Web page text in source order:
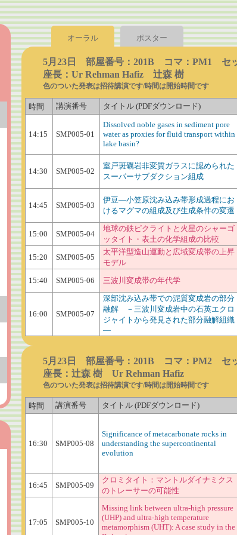
オーラル ポスター
5月23日 部屋番号：201B コマ：PM1 セ
座長：Ur Rehman Hafiz 辻森 樹
色のついた発表は招待講演です/時間は開始時間です
時間 講演番号 タイトル (PDFダウンロード)
14:15 SMP005-01
Dissolved noble gases in sediment pore
water as proxies for fluid transport within
lake basin?
14:30 SMP005-02
室戸斑礪岩非変質ガラスに認められた
スーパーサブダクション組成
14:45 SMP005-03
伊豆―小笠原沈み込み帯形成過程にお
けるマグマの組成及び生成条件の変遷
15:00
SMP005-04
地球の鉄ピクライトと火星のシャーゴ
ッタイト・表土の化学組成の比較
15:20 SMP005-05
太平洋型造山運動と広域変成帯の上昇
モデル
15:40 SMP005-06 三波川変成帯の年代学
16:00 SMP005-07
深部沈み込み帯での泥質変成岩の部分
融解 －三波川変成岩中の石英エクロ
ジャイトから発見された部分融解組織
―
5月23日 部屋番号：201B コマ：PM2 セ
座長：辻森 樹 Ur Rehman Hafiz
色のついた発表は招待講演です/時間は開始時間です
時間 講演番号 タイトル (PDFダウンロード)
16:30 SMP005-08
Significance of metacarbonate rocks in
understanding the supercontinental
evolution
16:45
SMP005-09
クロミタイト：マントルダイナミクス
のトレーサーの可能性
17:05 SMP005-10
Missing link between ultra-high pressure
(UHP) and ultra-high temperature
metamorphism (UHT): A case study in the